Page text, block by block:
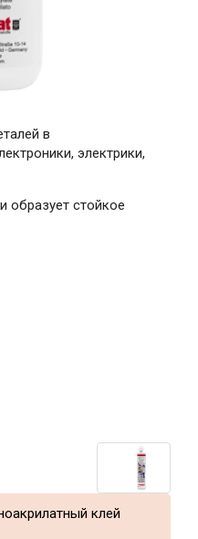
в
электрики,
образует стойкое
клей